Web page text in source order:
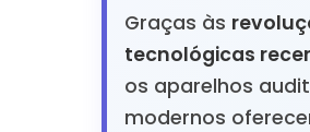
Graças às
tecnológicas
os aparelhos
modernos